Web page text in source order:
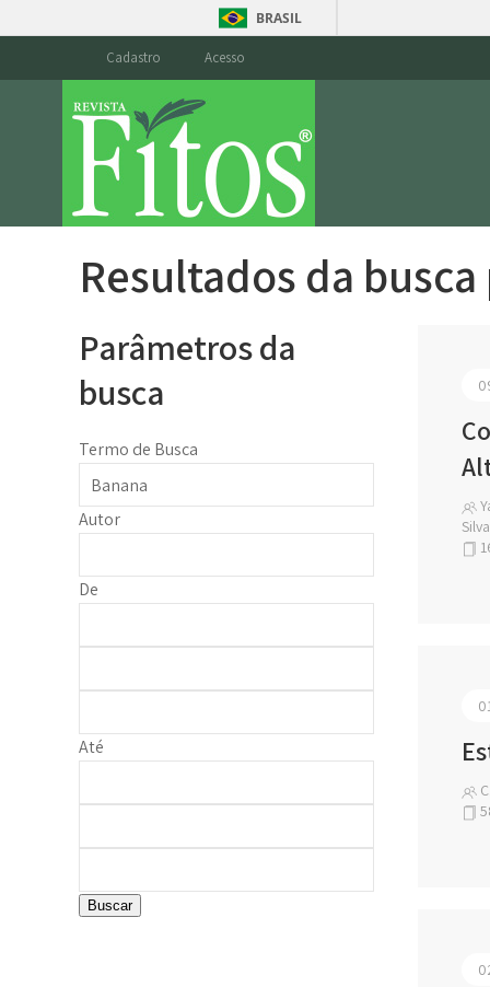
BRASIL
Cadastro Acesso
Resultados da
Parâmetros da
busca
Termo de Busca
Autor
De
Até
Buscar
Silva